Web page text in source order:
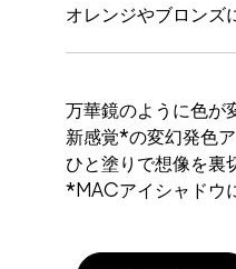
万華鏡のように色が
新感覚*の変幻発色
ひと塗りで想像を裏
*MACアイシャドウ
オレンジやブロンズ